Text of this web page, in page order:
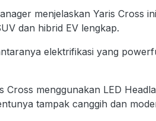
menjelaskan Yaris Cross
dan hibrid EV lengkap.
elektrifikasi yang
menggunakan LED
tampak canggih dan